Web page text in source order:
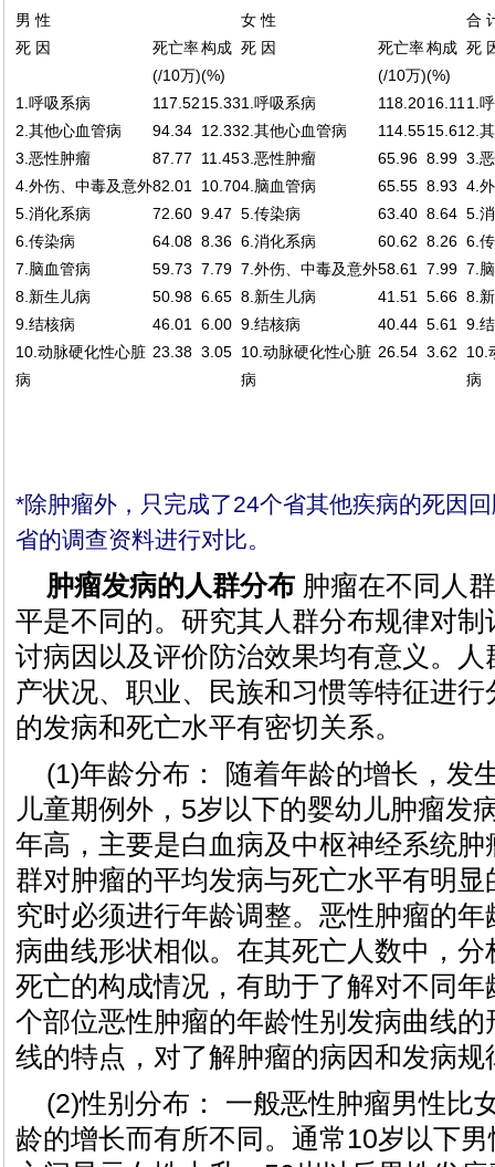
男 性 女 性
合
死 因
死亡率
(/10万)
构成
(%)
死 因
死亡率
(/10万)
构成
(%)
死
1.呼吸系病
2.其他心血管病
3.恶性肿瘤
4.外伤、中毒及意外
5.消化系病
6.传染病
7.脑血管病
8.新生儿病
9.结核病
10.动脉硬化性心脏
病
117.52
94.34
87.77
82.01
72.60
64.08
59.73
50.98
46.01
23.38
15.33
12.33
11.45
10.70
9.47
8.36
7.79
6.65
6.00
3.05
1.呼吸系病
2.其他心血管病
3.恶性肿瘤
4.脑血管病
5.传染病
6.消化系病
7.外伤、中毒及意外
8.新生儿病
9.结核病
10.动脉硬化性心脏
病
118.20
114.55
65.96
65.55
63.40
60.62
58.61
41.51
40.44
26.54
16.11
15.61
8.99
8.93
8.64
8.26
7.99
5.66
5.61
3.62
1.
2.
3.
4.
5.
6.
7.
8.
9.
10.
病
*除肿瘤外，只完成了24个省其他疾病的死因
省的调查资料进行对比。
肿瘤发病的人群分布 肿瘤在不同人
平是不同的。研究其人群分布规律对
讨病因以及评价防治效果均有意义。
产状况、职业、民族和习惯等特征进
的发病和死亡水平有密切关系。
(1)年龄分布： 随着年龄的增长，发
儿童期例外，5岁以下的婴幼儿肿瘤发
年高，主要是白血病及中枢神经系统
群对肿瘤的平均发病与死亡水平有明
究时必须进行年龄调整。恶性肿瘤的
病曲线形状相似。在其死亡人数中，
死亡的构成情况，有助于了解对不同
个部位恶性肿瘤的年龄性别发病曲线
线的特点，对了解肿瘤的病因和发病
(2)性别分布： 一般恶性肿瘤男性比
龄的增长而有所不同。通常10岁以下